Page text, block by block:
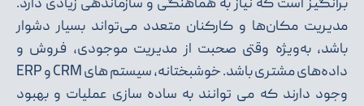
برانگیز است که نیاز به هماهنگی و سازماندهی زیادی دارد.
مدیریت مکان‌ها و کارکنان متعدد می‌تواند بسیار دشوار
باشد، به‌ویژه وقتی صحبت از مدیریت موجودی، فروش و
داده‌های مشتری باشد. خوشبختانه، سیستم های CRM و ERP
وجود دارند که می توانند به ساده سازی عملیات و بهبود